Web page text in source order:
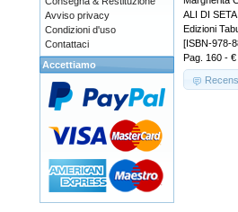
ALI DI
Edizioni
[ISBN-978-
Pag. 160 -
Avviso privacy
Condizioni d'uso
Contattaci
Accettiamo